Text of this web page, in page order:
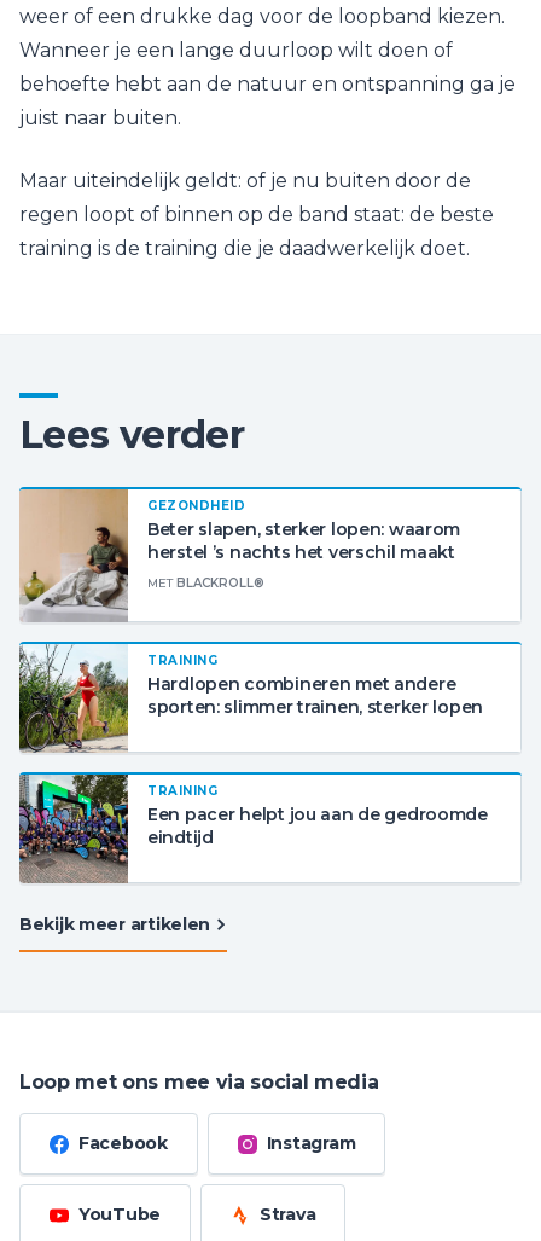
weer of een drukke dag voor de loopband kiezen.
Wanneer je een lange duurloop wilt doen of
behoefte hebt aan de natuur en ontspanning ga je
juist naar buiten.
Maar uiteindelijk geldt: of je nu buiten door de
regen loopt of binnen op de band staat: de beste
training is de training die je daadwerkelijk doet.
Lees verder
GEZONDHEID
Beter slapen, sterker lopen: waarom
herstel ’s nachts het verschil maakt
METBLACKROLL®
TRAINING
Hardlopen combineren met andere
sporten: slimmer trainen, sterker lopen
TRAINING
Een pacer helpt jou aan de gedroomde
eindtijd
Bekijk meer artikelen
Loop met ons mee via social media
Facebook Instagram
YouTube Strava